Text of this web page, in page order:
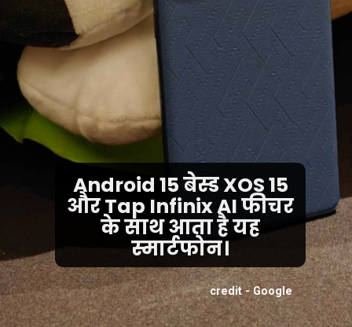
Android 15 बेस्ड XOS 15
और Tap Infinix AI फीचर
के साथ आता है यह
स्मार्टफोन।
credit - Google